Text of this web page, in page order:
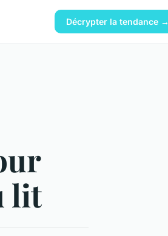
Décrypter la tendance →
lit